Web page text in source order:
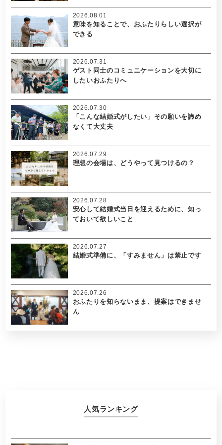
意味を知ることで、おふたりらしい選択が
できる
2026.08.01
ゲスト同士のコミュニケーションを大切に
したいおふたりへ
2026.07.31
「こんな結婚式がしたい」その願いを諦め
なくて大丈夫
2026.07.30
理想の会場は、どうやって見つけるの？
2026.07.29
安心して結婚式当日を迎えるために、知っ
ておいて欲しいこと
2026.07.28
結婚式準備に、「すみません」は禁止です
2026.07.27
おふたりを知らないまま、提案はできませ
ん
2026.07.26
人気ランキング